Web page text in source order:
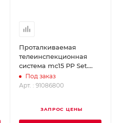
Проталкиваемая
телеинспекционная
система mc15 PP Set.
MINCAM 91086800
Под заказ
Арт. : 91086800
ЗАПРОС ЦЕНЫ